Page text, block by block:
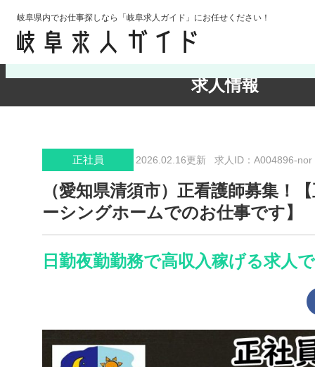
岐阜県内でお仕事探しなら「岐阜求人ガイド」にお任せください！
求人情報
検索条件の確認・変更
正社員 2026.02.16更新 求人ID：A004896-nor
（愛知県清須市）正看護師募集！
ーシングホームでのお仕事です】
日勤夜勤勤務で高収入稼げる求人